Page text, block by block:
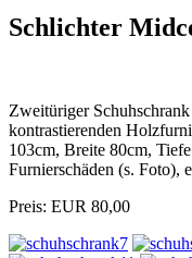
Schlichter
Zweitüriger
kontrastierenden
103cm, Breite 80cm,
Furnierschäden (s. Foto),
Preis: EUR 80,00